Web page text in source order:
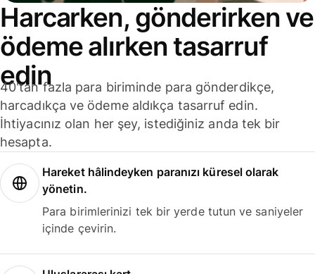
Harcarken, gönderirken ve
ödeme alırken tasarruf
edin
40'tan fazla para biriminde para gönderdikçe,
harcadıkça ve ödeme aldıkça tasarruf edin.
İhtiyacınız olan her şey, istediğiniz anda tek bir
hesapta.
Hareket hâlindeyken paranızı küresel olarak
yönetin.
Para birimlerinizi tek bir yerde tutun ve saniyeler
içinde çevirin.